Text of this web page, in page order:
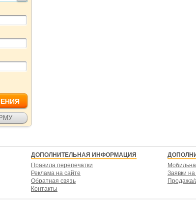
ДОПОЛНИТЕЛЬНАЯ ИНФОРМАЦИЯ
Правила перепечатки
Реклама на сайте
Обратная связь
Контакты
Заявки
Продажа/